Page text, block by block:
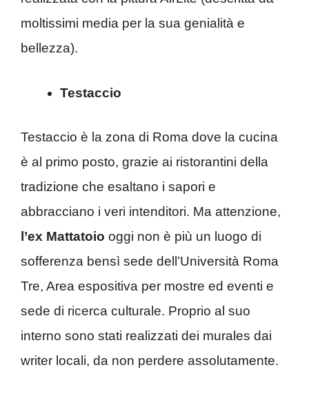
moltissimi media per la sua genialità e
bellezza).
Testaccio
Testaccio è la zona di Roma dove la cucina
è al primo posto, grazie ai ristorantini della
tradizione che esaltano i sapori e
abbracciano i veri intenditori. Ma attenzione,
l’ex Mattatoio oggi non è più un luogo di
sofferenza bensì sede dell’Università Roma
Tre, Area espositiva per mostre ed eventi e
sede di ricerca culturale. Proprio al suo
interno sono stati realizzati dei murales dai
writer locali, da non perdere assolutamente.